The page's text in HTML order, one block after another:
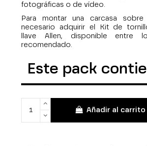
fotográficas o de vídeo.
Para montar una carcasa
necesario adquirir el Kit de
llave Allen, disponible entre
recomendado.
Este pack
Añadir al carrito